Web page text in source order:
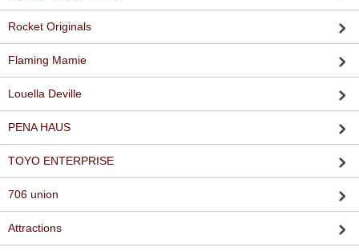
Rocket Originals
Flaming Mamie
Louella Deville
PENA HAUS
TOYO ENTERPRISE
706 union
Attractions